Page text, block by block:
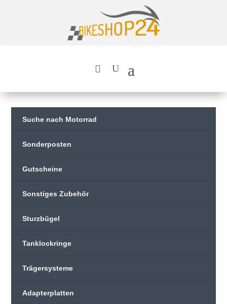
Suche nach Motorrad
Sonderposten
Gutscheine
Sonstiges Zubehör
Sturzbügel
Tanklockringe
Trägersysteme
Adapterplatten